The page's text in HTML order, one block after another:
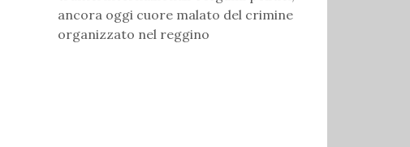
ancora oggi cuore malato del crimine
organizzato nel reggino